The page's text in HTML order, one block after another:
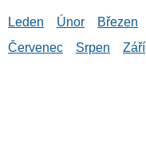
Leden Únor Březen
Červenec
Srpen Září